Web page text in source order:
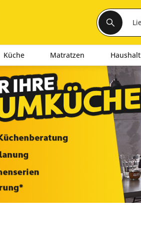
Küche Matratzen Haushalt